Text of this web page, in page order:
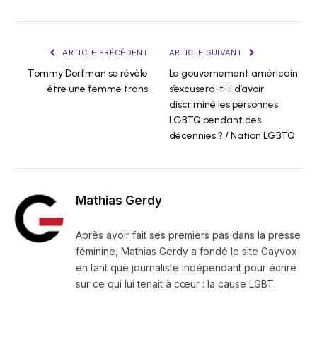
ARTICLE PRÉCÉDENT
Tommy Dorfman se révèle
être une femme trans
ARTICLE SUIVANT
Le gouvernement américain
s’excusera-t-il d’avoir
discriminé les personnes
LGBTQ pendant des
décennies ? / Nation LGBTQ
Mathias Gerdy
Après avoir fait ses premiers pas dans la presse
féminine, Mathias Gerdy a fondé le site Gayvox
en tant que journaliste indépendant pour écrire
sur ce qui lui tenait à cœur : la cause LGBT.